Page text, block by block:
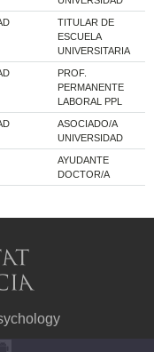
TITULAR DE
ESCUELA
UNIVERSITARIA
PROF.
PERMANENTE
LABORAL PPL
ASOCIADO/A
UNIVERSIDAD
AYUDANTE
DOCTOR/A